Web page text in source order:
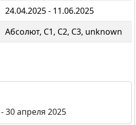
24.04.2025 - 11.06.2025
Абсолют, C1, C2, C3, unknown
30 апреля 2025